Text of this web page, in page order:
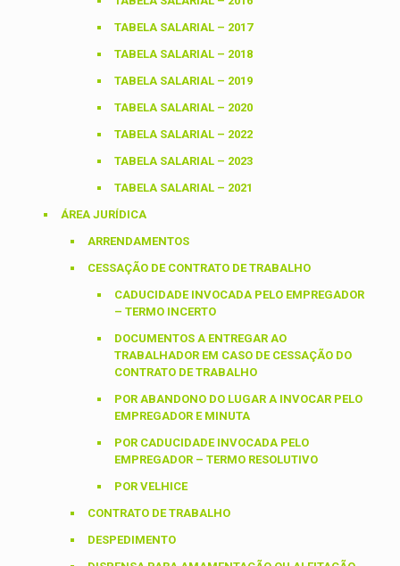
TABELA SALARIAL – 2017
TABELA SALARIAL – 2018
TABELA SALARIAL – 2019
TABELA SALARIAL – 2020
TABELA SALARIAL – 2022
TABELA SALARIAL – 2023
TABELA SALARIAL – 2021
ÁREA JURÍDICA
ARRENDAMENTOS
CESSAÇÃO DE CONTRATO DE TRABALHO
CADUCIDADE INVOCADA PELO EMPREGADOR
– TERMO INCERTO
DOCUMENTOS A ENTREGAR AO
TRABALHADOR EM CASO DE CESSAÇÃO DO
CONTRATO DE TRABALHO
POR ABANDONO DO LUGAR A INVOCAR PELO
EMPREGADOR E MINUTA
POR CADUCIDADE INVOCADA PELO
EMPREGADOR – TERMO RESOLUTIVO
POR VELHICE
CONTRATO DE TRABALHO
DESPEDIMENTO